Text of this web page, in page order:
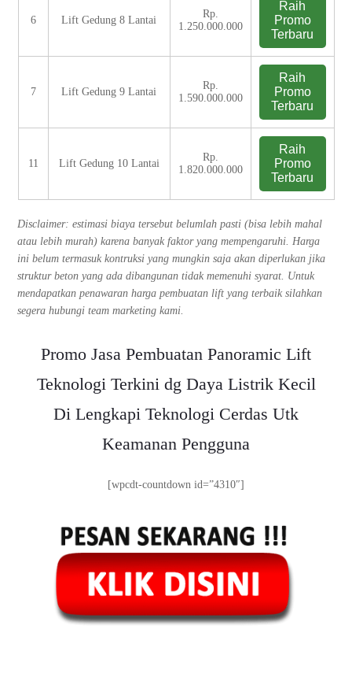
6 Lift Gedung 8 Lantai
Rp.
1.250.000.000
Raih
Promo
Terbaru
7 Lift Gedung 9 Lantai
Rp.
1.590.000.000
Raih
Promo
Terbaru
11 Lift Gedung 10 Lantai
Rp.
1.820.000.000
Raih
Promo
Terbaru
Disclaimer: estimasi biaya tersebut belumlah pasti (bisa lebih mahal
atau lebih murah) karena banyak faktor yang mempengaruhi. Harga
ini belum termasuk kontruksi yang mungkin saja akan diperlukan jika
struktur beton yang ada dibangunan tidak memenuhi syarat. Untuk
mendapatkan penawaran harga pembuatan lift yang terbaik silahkan
segera hubungi team marketing kami.
Promo Jasa Pembuatan Panoramic Lift
Teknologi Terkini dg Daya Listrik Kecil
Di Lengkapi Teknologi Cerdas Utk
Keamanan Pengguna
[wpcdt-countdown id=”4310″]